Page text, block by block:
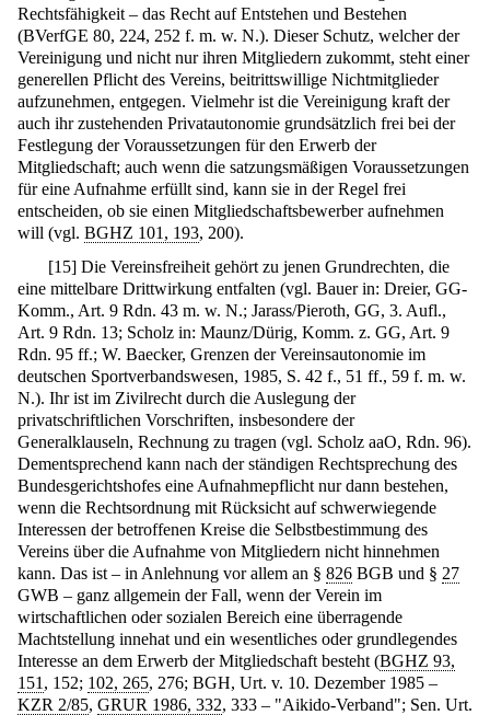
Rechtsfähigkeit – das Recht auf Entstehen und Bestehen
(BVerfGE 80, 224, 252 f. m. w. N.). Dieser Schutz, welcher der
Vereinigung und nicht nur ihren Mitgliedern zukommt, steht einer
generellen Pflicht des Vereins, beitrittswillige Nichtmitglieder
aufzunehmen, entgegen. Vielmehr ist die Vereinigung kraft der
auch ihr zustehenden Privatautonomie grundsätzlich frei bei der
Festlegung der Voraussetzungen für den Erwerb der
Mitgliedschaft; auch wenn die satzungsmäßigen Voraussetzungen
für eine Aufnahme erfüllt sind, kann sie in der Regel frei
entscheiden, ob sie einen Mitgliedschaftsbewerber aufnehmen
will (vgl. BGHZ 101, 193, 200).
[15] Die Vereinsfreiheit gehört zu jenen Grundrechten, die
eine mittelbare Drittwirkung entfalten (vgl. Bauer in: Dreier, GG-
Komm., Art. 9 Rdn. 43 m. w. N.; Jarass/Pieroth, GG, 3. Aufl.,
Art. 9 Rdn. 13; Scholz in: Maunz/Dürig, Komm. z. GG, Art. 9
Rdn. 95 ff.; W. Baecker, Grenzen der Vereinsautonomie im
deutschen Sportverbandswesen, 1985, S. 42 f., 51 ff., 59 f. m. w.
N.). Ihr ist im Zivilrecht durch die Auslegung der
privatschriftlichen Vorschriften, insbesondere der
Generalklauseln, Rechnung zu tragen (vgl. Scholz aaO, Rdn. 96).
Dementsprechend kann nach der ständigen Rechtsprechung des
Bundesgerichtshofes eine Aufnahmepflicht nur dann bestehen,
wenn die Rechtsordnung mit Rücksicht auf schwerwiegende
Interessen der betroffenen Kreise die Selbstbestimmung des
Vereins über die Aufnahme von Mitgliedern nicht hinnehmen
kann. Das ist – in Anlehnung vor allem an § 826 BGB und § 27
GWB – ganz allgemein der Fall, wenn der Verein im
wirtschaftlichen oder sozialen Bereich eine überragende
Machtstellung innehat und ein wesentliches oder grundlegendes
Interesse an dem Erwerb der Mitgliedschaft besteht (BGHZ 93,
151 , 152; 102, 265, 276; BGH, Urt. v. 10. Dezember 1985 –
KZR 2/85, GRUR 1986, 332, 333 – "Aikido-Verband"; Sen. Urt.